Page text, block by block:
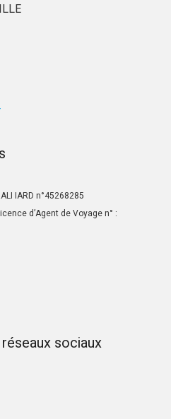
IARD n°45268285
d’Agent de Voyage n° :
sociaux